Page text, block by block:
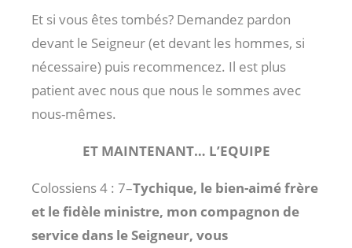
Et si vous êtes tombés? Demandez pardon
devant le Seigneur (et devant les hommes, si
nécessaire) puis recommencez. Il est plus
patient avec nous que nous le sommes avec
nous-mêmes.
ET MAINTENANT… L’EQUIPE
Colossiens 4 : 7–Tychique, le bien-aimé frère
et le fidèle ministre, mon compagnon de
service dans le Seigneur, vous